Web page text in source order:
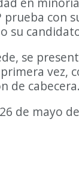
prueba con
su
se
vez,
de cabecera.
de mayo